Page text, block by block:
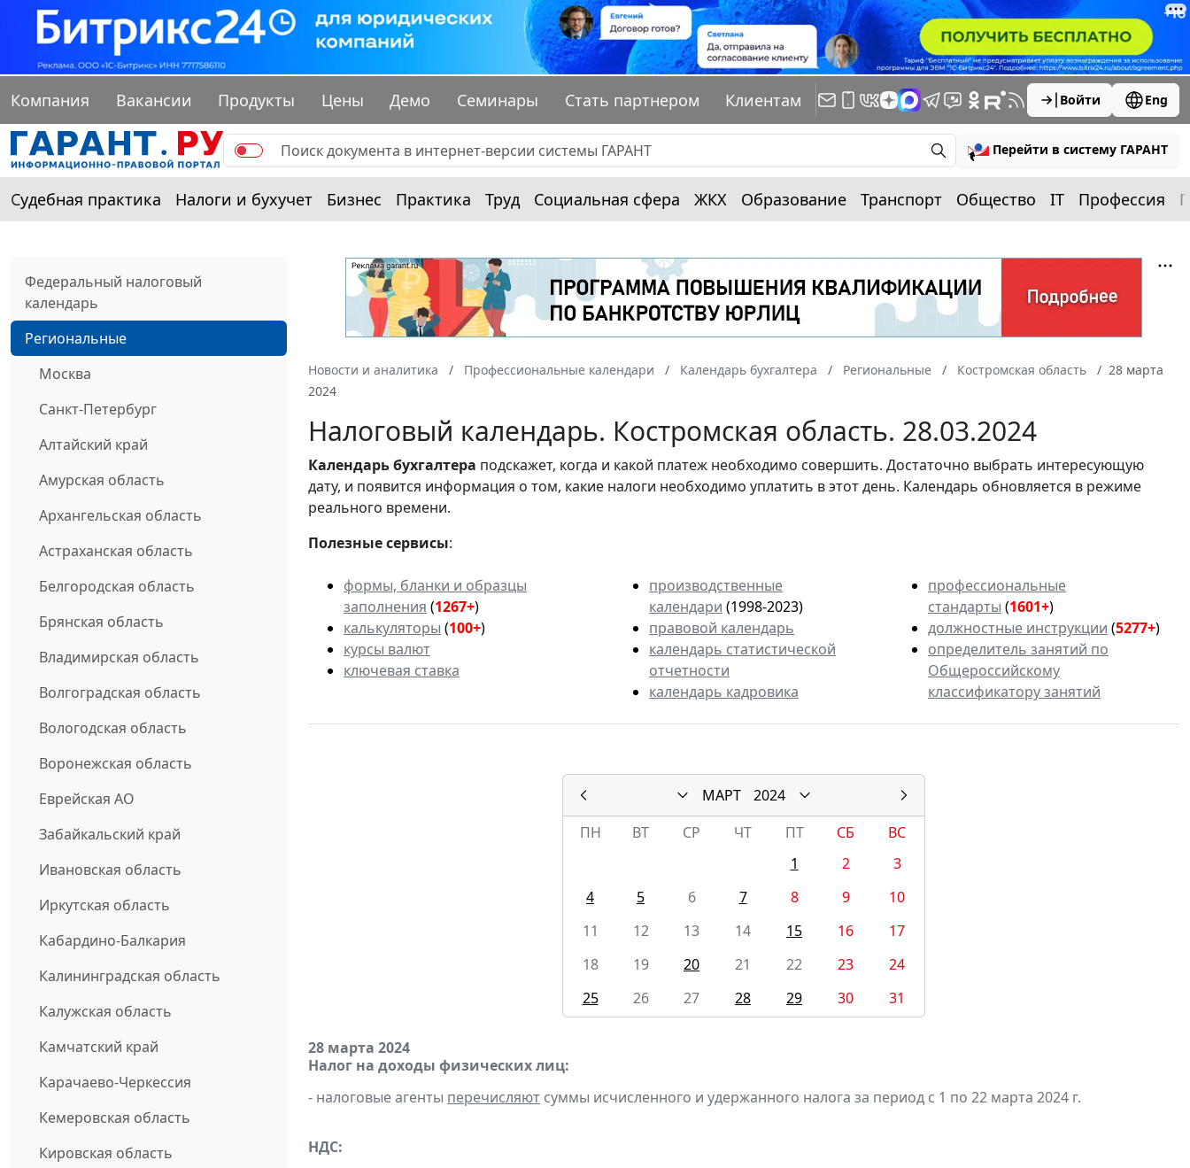
Компания Вакансии Продукты Цены Демо Семинары Стать партнером Клиентам Войти Eng
Перейти в систему ГАРАНТ
Судебная практика Налоги и бухучет Бизнес Практика Труд Социальная сфера ЖКХ Образование Транспорт Общество IT Профессия
Федеральный налоговый
календарь
Региональные
Москва
Санкт-Петербург
Алтайский край
Амурская область
Архангельская область
Астраханская область
Белгородская область
Брянская область
Владимирская область
Волгоградская область
Вологодская область
Воронежская область
Еврейская АО
Забайкальский край
Ивановская область
Иркутская область
Кабардино-Балкария
Калининградская область
Калужская область
Камчатский край
Карачаево-Черкессия
Кемеровская область
Кировская область
Новости и аналитика Профессиональные календари Календарь бухгалтера Региональные Костромская область
28 марта
2024
Налоговый календарь. Костромская область. 28.03.2024
Календарьбухгалтера подскажет, когда и какой платеж необходимо совершить. Достаточно выбрать интересующую
дату, и появится информация о том, какие налоги необходимо уплатить в этот день. Календарь обновляется в режиме
реального времени.
Полезные сервисы:
формы, бланки и образцы
заполнения (1267+)
калькуляторы (100+)
курсы валют
ключевая ставка
производственные
календари (1998-2023)
правовой календарь
календарь статистической
отчетности
календарь кадровика
профессиональные
стандарты (1601+)
должностные инструкции (5277+)
определитель занятий по
Общероссийскому
классификатору занятий
МАРТ
2024
ПН
ВТ СР ЧТ ПТ СБ
ВС
1
2
3
4
5 6 7 8 9
10
11
12 13 14 15 16
17
18
19 20 21 22 23
24
25
26 27 28 29 30 31
28 марта 2024
Налог на доходы физических лиц:
- налоговые агенты перечисляют суммы исчисленного и удержанного налога за период с 1 по 22 марта 2024 г.
НДС: